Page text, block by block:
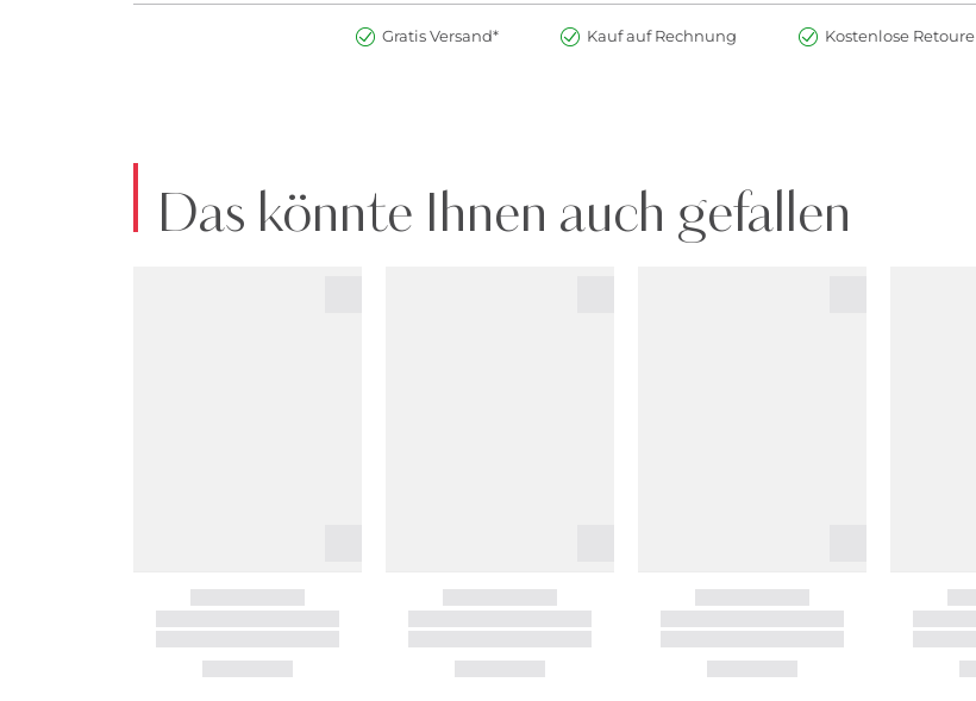
Gratis Versand* Kauf auf Rechnung Kostenlose Retoure
Das könnte Ihnen auch gefallen